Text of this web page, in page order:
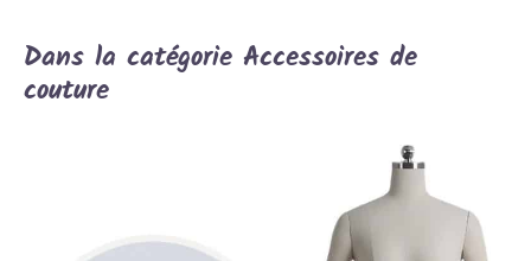
Dans la catégorie Accessoires de
couture